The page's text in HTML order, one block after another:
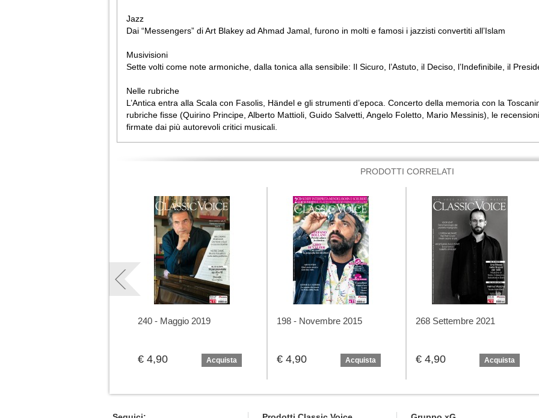
Jazz
Dai “Messengers” di Art Blakey ad Ahmad Jamal, furono in molti e famosi i jazzisti convertiti all’Islam
Musivisioni
Sette volti come note armoniche, dalla tonica alla sensibile: Il Sicuro, l’Astuto, il Deciso, l’Indefinibile, il
Nelle rubriche
L’Antica entra alla Scala con Fasolis, Händel e gli strumenti d’epoca. Concerto della memoria con la
rubriche fisse (Quirino Principe, Alberto Mattioli, Guido Salvetti, Angelo Foletto, Mario Messinis), le
firmate dai più autorevoli critici musicali.
PRODOTTI CORRELATI
240 - Maggio 2019
€ 4,90 Acquista
198 - Novembre 2015
€ 4,90 Acquista
268 Settembre 2021
€ 4,90 Acquista